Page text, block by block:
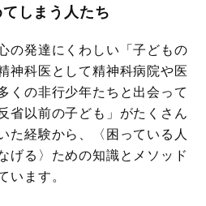
しまう人たち
の発達にくわしい「子どもの
神科医として精神科病院や医
くの非行少年たちと出会って
省以前の子ども」がたくさん
た経験から、〈困っている人
げる〉ための知識とメソッド
います。